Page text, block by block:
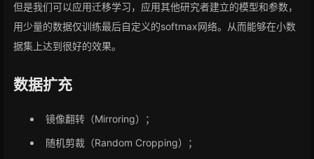
但是我们可以应用迁移学习，应用其他研究者建立的模型和参数，
用少量的数据仅训练最后自定义的softmax网络。从而能够在小数
据集上达到很好的效果。
数据扩充
镜像翻转（Mirroring）；
随机剪裁（Random Cropping）；